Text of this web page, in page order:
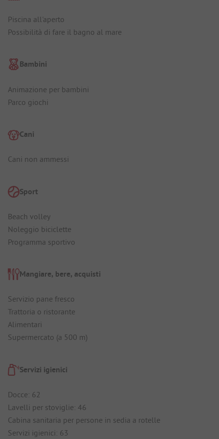
Piscina all'aperto
Possibilità di fare il bagno al mare
Bambini
Animazione per bambini
Parco giochi
Cani
Cani non ammessi
Sport
Beach volley
Noleggio biciclette
Programma sportivo
Mangiare, bere, acquisti
Servizio pane fresco
Trattoria o ristorante
Alimentari
Supermercato (a 500 m)
Servizi igienici
Docce: 62
Lavelli per stoviglie: 46
Cabina sanitaria per persone in sedia a rotelle
Servizi igienici: 63